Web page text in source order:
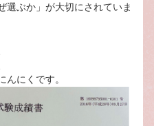
選ぶか」が大切にされていま
んにくです。